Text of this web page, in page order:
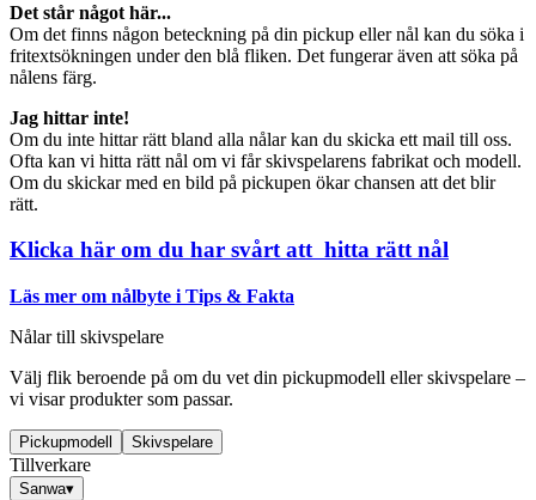
Det står något här...
Om det finns någon beteckning på din pickup eller nål kan du söka i
fritextsökningen under den blå fliken. Det fungerar även att söka på
nålens färg.
Jag hittar inte!
Om du inte hittar rätt bland alla nålar kan du skicka ett mail till oss.
Ofta kan vi hitta rätt nål om vi får skivspelarens fabrikat och modell.
Om du skickar med en bild på pickupen ökar chansen att det blir
rätt.
Klicka här om du har svårt att hitta rätt nål
Läs mer om nålbyte i Tips & Fakta
Nålar till skivspelare
Välj flik beroende på om du vet din pickupmodell eller skivspelare –
vi visar produkter som passar.
Pickupmodell Skivspelare
Tillverkare
Sanwa▾